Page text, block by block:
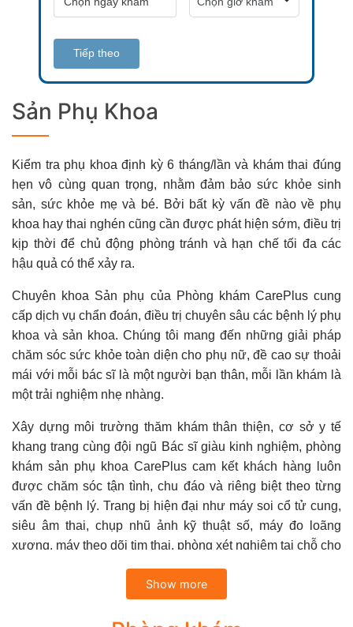
Tiếp theo
Sản Phụ Khoa
Kiểm tra phụ khoa định kỳ 6 tháng/lần và khám thai đúng
hẹn vô cùng quan trọng, nhằm đảm bảo sức khỏe sinh
sản, sức khỏe mẹ và bé. Bởi bất kỳ vấn đề nào về phụ
khoa hay thai nghén cũng cần được phát hiện sớm, điều trị
kịp thời để chủ động phòng tránh và hạn chế tối đa các
hậu quả có thể xảy ra.
Chuyên khoa Sản phụ của Phòng khám CarePlus cung
cấp dịch vụ chẩn đoán, điều trị chuyên sâu các bệnh lý phụ
khoa và sản khoa. Chúng tôi mang đến những giải pháp
chăm sóc sức khỏe toàn diện cho phụ nữ, đề cao sự thoải
mái với mỗi bác sĩ là một người bạn thân, mỗi lần khám là
một trải nghiệm nhẹ nhàng.
Xây dựng môi trường thăm khám thân thiện, cơ sở y tế
khang trang cùng đội ngũ Bác sĩ giàu kinh nghiệm, phòng
khám sản phụ khoa CarePlus cam kết khách hàng luôn
được chăm sóc tận tình, chu đáo và riêng biệt theo từng
vấn đề bệnh lý. Trang bị hiện đại như máy soi cổ tử cung,
siêu âm thai, chụp nhũ ảnh kỹ thuật số, máy đo loãng
xương, máy theo dõi tim thai, phòng xét nghiệm tại chỗ cho
bệnh tại phòng khám sản phụ khoa CarePlus chuyên
phí rõ ràng và minh bạch.
Show more